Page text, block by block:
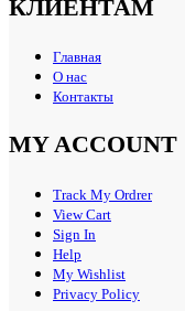
КЛИЕНТАМ
Главная
О нас
Контакты
MY ACCOUNT
Track My Ordrer
View Cart
Sign In
Help
My Wishlist
Privacy Policy